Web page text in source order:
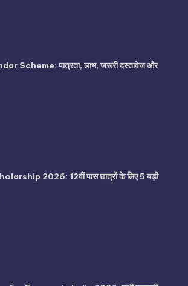
Scheme: पात्रता, लाभ, जरूरी दस्तावेज और
2026: 12वीं पास छात्रों के लिए 5 बड़ी